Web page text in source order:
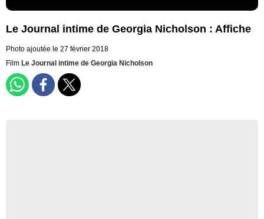
Le Journal intime de Georgia Nicholson : Affiche
Photo ajoutée le 27 février 2018
Film Le Journal intime de Georgia Nicholson